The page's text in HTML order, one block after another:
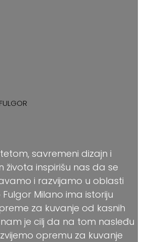
savremeni dizajn i
života inspirišu nas da se
i razvijamo u oblasti
Milano ima istoriju
za kuvanje od kasnih
je cilj da na tom nasleđu
opremu za kuvanje